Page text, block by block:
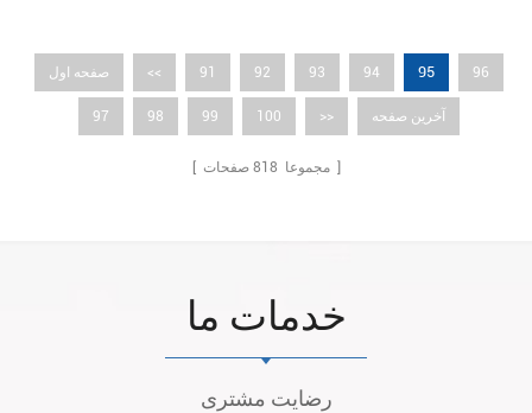
صفحه اول << 91 92 93 94 95 96
97 98 99 100 >> آخرین صفحه
[ مجموعا 818 صفحات ]
خدمات ما
رضایت مشتری